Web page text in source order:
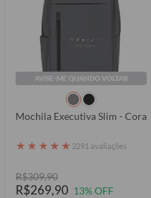
AVISE-ME QUANDO VOLTAR
Mochila Executiva Slim -
★ ★ ★ ★ ★ 2291 avaliações
R$309,90
R$269,90 13% OFF